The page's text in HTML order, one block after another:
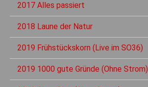
2017 Alles passiert
2018 Laune der Natur
2019 Frühstückskorn (Live im SO36)
2019 1000 gute Gründe (Ohne Strom)